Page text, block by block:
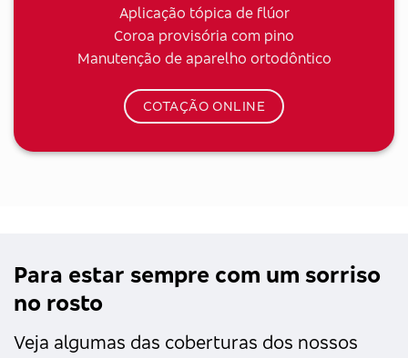
Aplicação tópica de flúor
Coroa provisória com pino
Manutenção de aparelho ortodôntico
COTAÇÃO ONLINE
Para estar sempre com um sorriso
no rosto
Veja algumas das coberturas dos nossos